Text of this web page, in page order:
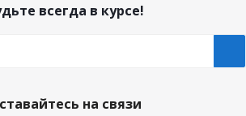
всегда в курсе!
на связи